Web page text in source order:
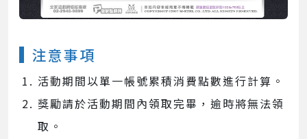
注意事項
活動期間以單一帳號累積消費點數進行計算。
獎勵請於活動期間內領取完畢，逾時將無法領
取。